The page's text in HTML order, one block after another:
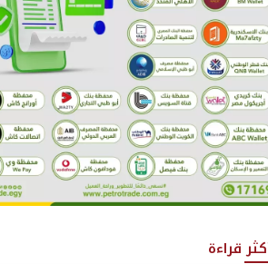
قراءة